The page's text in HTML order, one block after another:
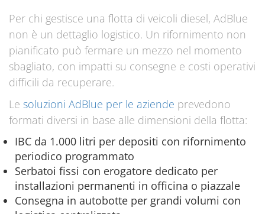
Per chi gestisce una flotta di veicoli diesel, AdBlue
non è un dettaglio logistico. Un rifornimento non
pianificato può fermare un mezzo nel momento
sbagliato, con impatti su consegne e costi operativi
difficili da recuperare.
Le soluzioni AdBlue per le aziende prevedono
formati diversi in base alle dimensioni della flotta:
IBC da 1.000 litri per depositi con rifornimento
periodico programmato
Serbatoi fissi con erogatore dedicato per
installazioni permanenti in officina o piazzale
Consegna in autobotte per grandi volumi con